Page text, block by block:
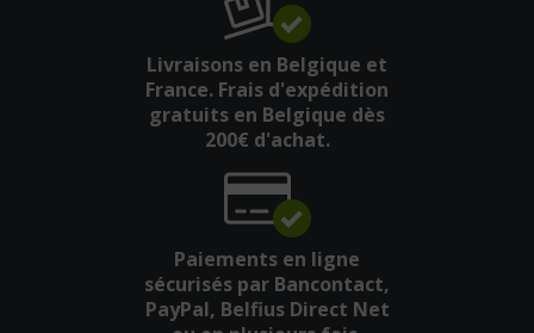
Livraisons en Belgique et
France. Frais d'expédition
gratuits en Belgique dès
200€ d'achat.
Paiements en ligne
sécurisés par Bancontact,
PayPal, Belfius Direct Net